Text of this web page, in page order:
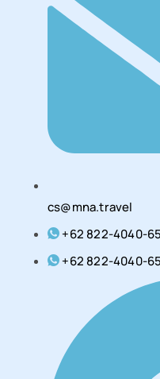
cs@mna.travel
+62 822-4040-
+62 822-4040-